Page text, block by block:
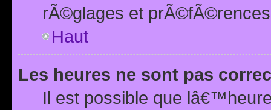
rÃ©glages et
Haut
Les heures ne sont pas
Il est possible que